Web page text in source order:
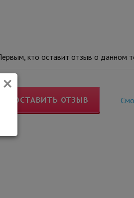
кто оставит отзыв о данном
ОСТАВИТЬ ОТЗЫВ
×